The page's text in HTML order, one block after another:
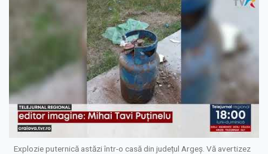
Explozie puternică astăzi într-o casă din județul Argeș. Vă avertizez